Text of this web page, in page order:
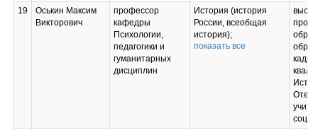
19
Оськин Максим
Викторович
профессор
кафедры
Психологии,
педагогики и
гуманитарных
дисциплин
История (история
России, всеобщая
история);
Социология;
показать все